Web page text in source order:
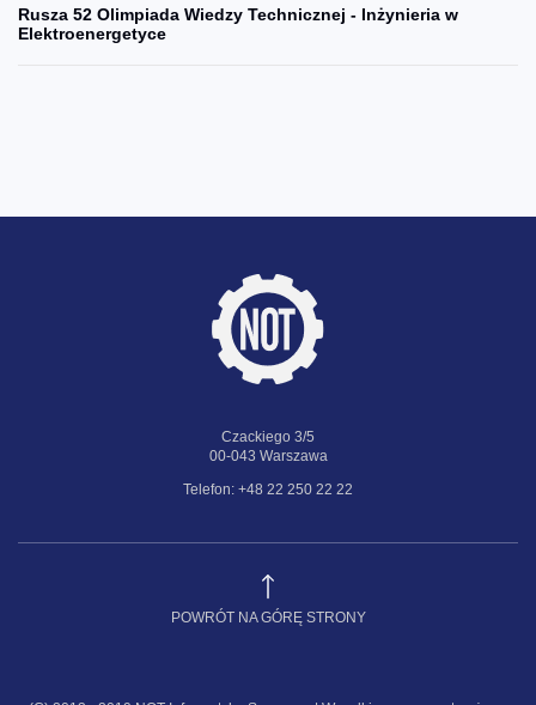
Rusza 52 Olimpiada Wiedzy Technicznej - Inżynieria w
Elektroenergetyce
Czackiego 3/5
00-043 Warszawa
Telefon: +48 22 250 22 22
POWRÓT NA GÓRĘ STRONY